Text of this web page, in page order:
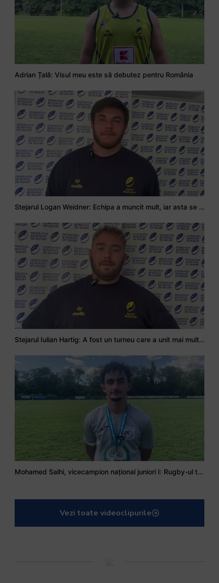
Adrian Țală: Visul meu este să debutez pentru România
Stejarul Logan Weidner: Echipa a muncit mult, iar asta se va vedea în meciurile de la Nations Cup
Stejarul Iulian Hartig: A fost un turneu care a unit mai mult echipa
Mohamed Salhi, vicecampion național juniori I: Rugby-ul te învață să accepți și înfrângerile
Vezi toate videoclipurile